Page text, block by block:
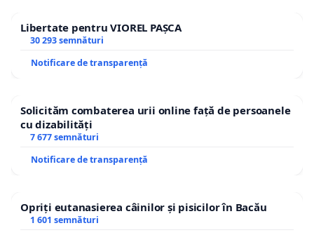
Libertate pentru VIOREL PAȘCA
30 293 semnături
Notificare de transparență
Solicităm combaterea urii online față de persoanele
cu dizabilități
7 677 semnături
Notificare de transparență
Opriți eutanasierea câinilor și pisicilor în Bacău
1 601 semnături